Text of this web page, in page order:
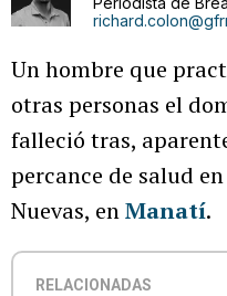
Un hombre que
otras personas el
falleció tras,
percance de salud
Nuevas, enManatí.
RELACIONADAS